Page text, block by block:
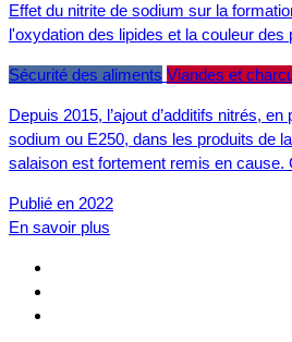
Effet du nitrite de sodium sur la
l'oxydation des lipides et la couleur des
Sécurité des aliments Viandes et
Depuis 2015, l’ajout d’additifs nitrés,
sodium ou E250, dans les produits de
salaison est fortement remis en
Publié en 2022
En savoir plus